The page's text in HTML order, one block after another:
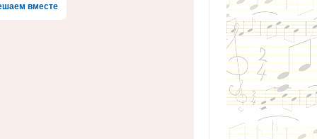
вместе